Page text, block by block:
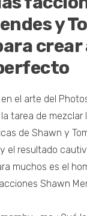
y
crear
el arte del
tarea de mezclar
de Shawn y
el resultado
muchos es el